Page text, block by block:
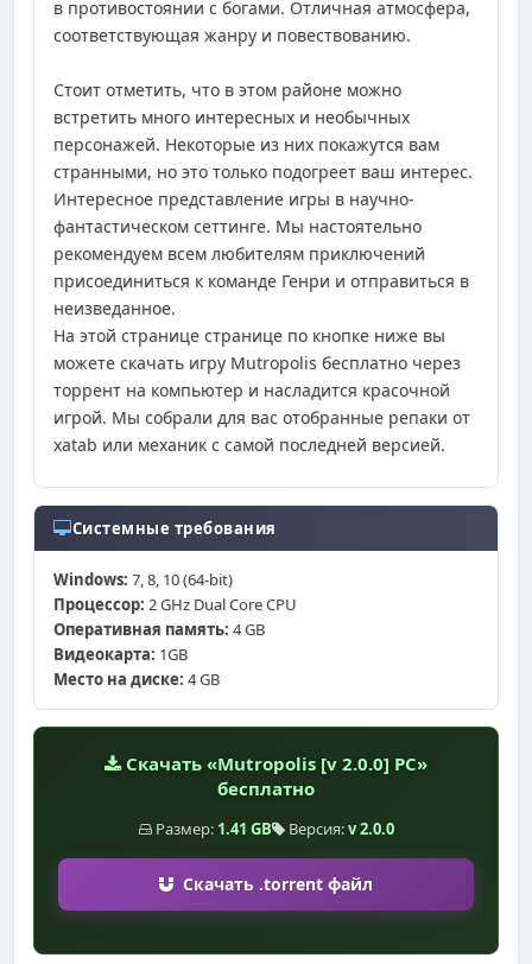
в противостоянии с богами. Отличная атмосфера,
соответствующая жанру и повествованию.
Стоит отметить, что в этом районе можно
встретить много интересных и необычных
персонажей. Некоторые из них покажутся вам
странными, но это только подогреет ваш интерес.
Интересное представление игры в научно-
фантастическом сеттинге. Мы настоятельно
рекомендуем всем любителям приключений
присоединиться к команде Генри и отправиться в
неизведанное.
На этой странице странице по кнопке ниже вы
можете скачать игру Mutropolis бесплатно через
торрент на компьютер и насладится красочной
игрой. Мы собрали для вас отобранные репаки от
xatab или механик с самой последней версией.
Системные требования
Windows: 7, 8, 10 (64-bit)
Процессор: 2 GHz Dual Core CPU
Оперативная память: 4 GB
Видеокарта: 1GB
Место на диске: 4 GB
Скачать «Mutropolis [v 2.0.0] PC»
бесплатно
Размер: 1.41 GB Версия:v 2.0.0
Скачать .torrent файл